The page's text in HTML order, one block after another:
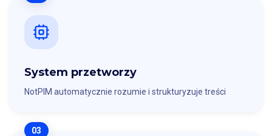
System przetworzy
NotPIM automatycznie rozumie i strukturyzuje treści
03